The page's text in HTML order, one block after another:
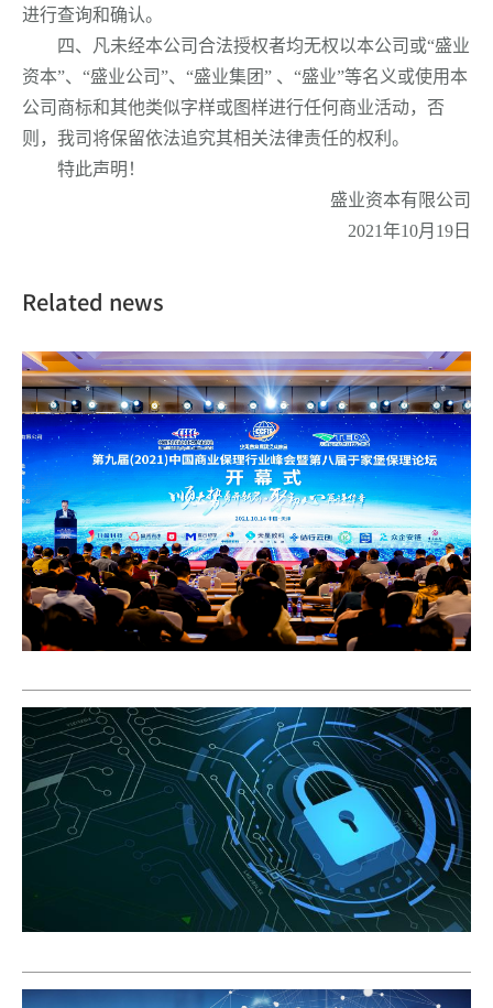
进行查询和确认。
四、凡未经本公司合法授权者均无权以本公司或“盛业
资本”、“盛业公司”、 “盛业集团” 、“盛业”等名义或使用本
公司商标和其他类似字样或图样进行任何商业活动，否
则，我司将保留依法追究其相关法律责任的权利。
特此声明！
盛业资本有限公司
2021年10月 19 日
Related news